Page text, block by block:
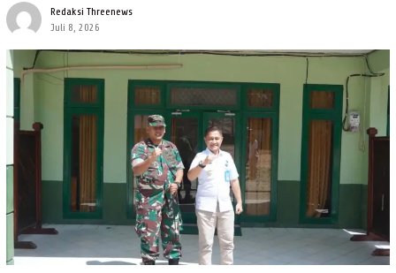
Redaksi Threenews
Juli 8, 2026